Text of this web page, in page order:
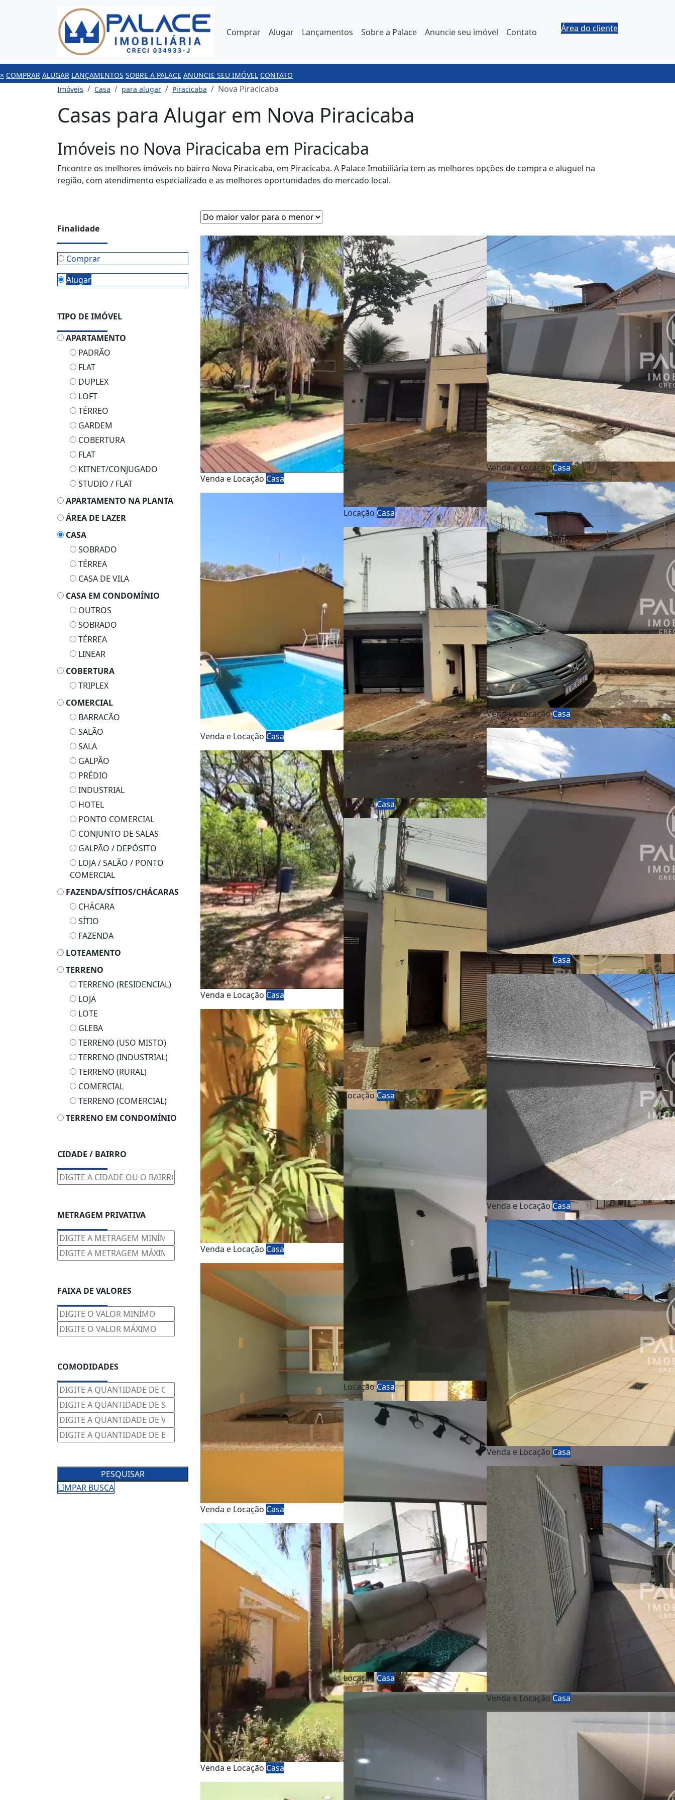
Comprar Alugar Lançamentos Sobre a Palace Anuncie seu imóvel Contato Área do cliente
× COMPRAR ALUGAR LANÇAMENTOS SOBRE A PALACE ANUNCIE SEU IMÓVEL CONTATO
Imóveis
Casa para alugar Piracicaba Nova Piracicaba
Casas para Alugar em Nova Piracicaba
Imóveis no Nova Piracicaba em Piracicaba
Encontre os melhores imóveis no bairro Nova Piracicaba, em Piracicaba. A Palace Imobiliária tem as melhores opções de compra e aluguel na
região, com atendimento especializado e as melhores oportunidades do mercado local.
Finalidade
Comprar
Alugar
TIPO DE IMÓVEL
APARTAMENTO
PADRÃO
FLAT
DUPLEX
LOFT
TÉRREO
GARDEM
COBERTURA
FLAT
KITNET/CONJUGADO
STUDIO / FLAT
APARTAMENTO NA PLANTA
ÁREA DE LAZER
CASA
SOBRADO
TÉRREA
CASA DE VILA
CASA EM CONDOMÍNIO
OUTROS
SOBRADO
TÉRREA
LINEAR
COBERTURA
TRIPLEX
COMERCIAL
BARRACÃO
SALÃO
SALA
GALPÃO
PRÉDIO
INDUSTRIAL
HOTEL
PONTO COMERCIAL
CONJUNTO DE SALAS
GALPÃO / DEPÓSITO
LOJA / SALÃO / PONTO
COMERCIAL
FAZENDA/SÍTIOS/CHÁCARAS
CHÁCARA
SÍTIO
FAZENDA
LOTEAMENTO
TERRENO
TERRENO (RESIDENCIAL)
LOJA
LOTE
GLEBA
TERRENO (USO MISTO)
TERRENO (INDUSTRIAL)
TERRENO (RURAL)
COMERCIAL
TERRENO (COMERCIAL)
TERRENO EM CONDOMÍNIO
CIDADE / BAIRRO
METRAGEM PRIVATIVA
FAIXA DE VALORES
COMODIDADES
PESQUISAR
LIMPAR BUSCA
Venda e Locação Casa
Venda e Locação Casa
Venda e Locação Casa
Venda e Locação Casa
Venda e Locação Casa
Venda e Locação Casa
Locação Casa
LocaçãoCasa
LocaçãoCasa
LocaçãoCasa
LocaçãoCasa
Venda e LocaçãoCasa
Venda e LocaçãoCasa
Venda e LocaçãoCasa
Venda e Locação Casa
Venda e Locação Casa
Venda e LocaçãoCasa